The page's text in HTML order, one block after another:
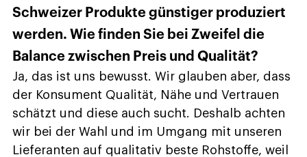
Schweizer Produkte günstiger produziert
werden. Wie finden Sie bei Zweifel die
Balance zwischen Preis und Qualität?
Ja, das ist uns bewusst. Wir glauben aber, dass
der Konsument Qualität, Nähe und Vertrauen
schätzt und diese auch sucht. Deshalb achten
wir bei der Wahl und im Umgang mit unseren
Lieferanten auf qualitativ beste Rohstoffe, weil